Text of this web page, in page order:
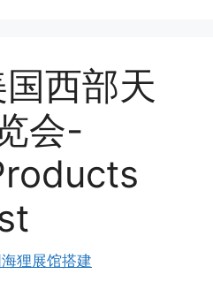
西部天
会-
狸展馆搭建